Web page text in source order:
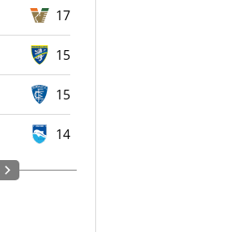
17
15
15
14